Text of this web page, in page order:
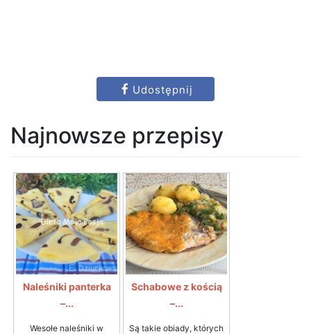
Udostępnij
Najnowsze przepisy
Naleśniki panterka
–...
Wesołe naleśniki w
Schabowe z kością
–...
Są takie obiady, których